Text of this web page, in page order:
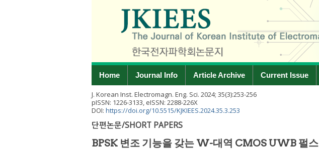
Home Journal Info Article Archive Current Issue
J. Korean Inst. Electromagn. Eng. Sci. 2024; 35(3):253-256
pISSN: 1226-3133, eISSN: 2288-226X
DOI: https://doi.org/10.5515/KJKIEES.2024.35.3.253
단편논문/SHORT PAPERS
BPSK 변조 기능을 갖는 W-대역 CMOS UWB 펄